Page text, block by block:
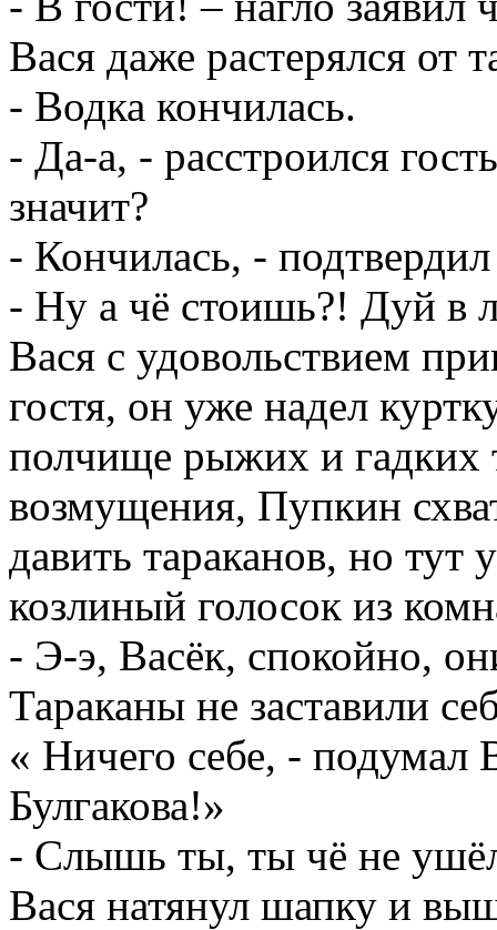
Вася даже растерялся от
- Водка кончилась.
- Да-а, - расстроился
значит?
- Кончилась, -
- Ну а чё стоишь?! Дуй в
Вася с удовольствием
гостя, он уже надел
полчище рыжих и гадких
возмущения, Пупкин
давить тараканов, но
козлиный голосок из
- Э-э, Васёк, спокойно,
Тараканы не заставили
« Ничего себе, -
Булгакова!»
- Слышь ты, ты чё не
Вася натянул шапку и